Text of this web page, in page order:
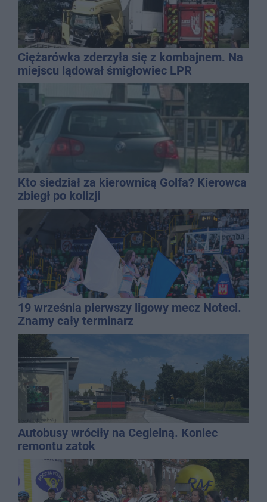
Ciężarówka zderzyła się z kombajnem. Na
miejscu lądował śmigłowiec LPR
Kto siedział za kierownicą Golfa? Kierowca
zbiegł po kolizji
19 września pierwszy ligowy mecz Noteci.
Znamy cały terminarz
Autobusy wróciły na Cegielną. Koniec
remontu zatok